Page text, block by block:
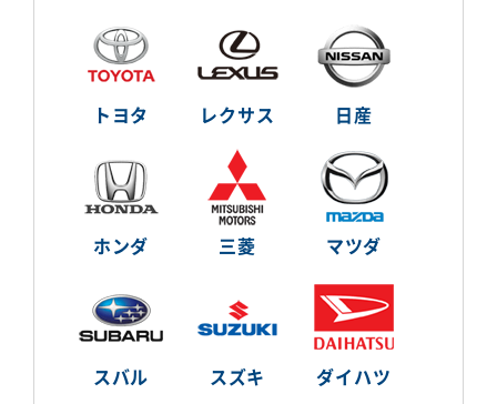
トヨタ レクサス 日産
ホンダ 三菱 マツダ
スバル スズキ ダイハツ